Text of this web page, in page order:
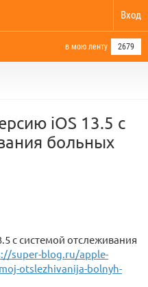
Вход
в мою ленту 2679
iOS 13.5 с
больных
с системой отслеживания
super-blog.ru/apple-
otslezhivanija-bolnyh-